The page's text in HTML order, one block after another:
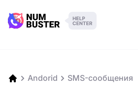
Andorid SMS-сообщения